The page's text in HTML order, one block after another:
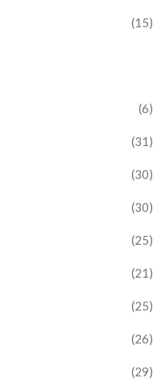
(15)
(6)
(31)
(30)
(30)
(25)
(21)
(25)
(26)
(29)